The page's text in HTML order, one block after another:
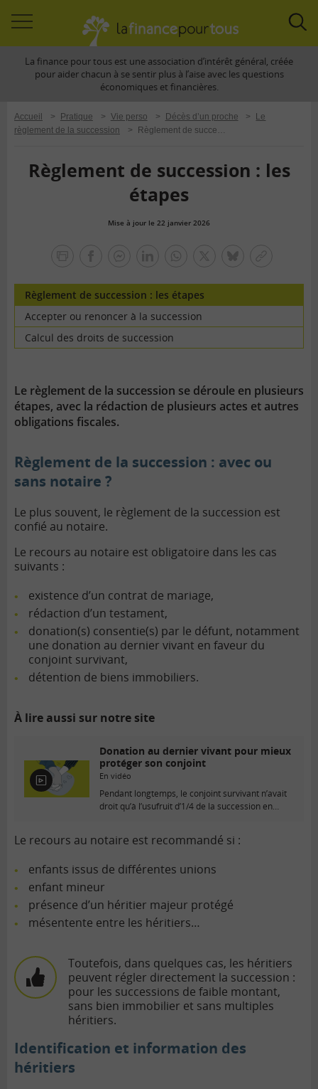
àLa finance pour tous est une association d’intérêt général, créée
pour aider chacun à se sentir plus à l’aise avec les questions
économiques et financières.
Accueil > Pratique > Vie perso > Décès d’un proche >
Le
règlement de la succession
> Règlement de succession : les étapes
Règlement de succession : les
étapes
Mise à jour le 22 janvier 2026
tous
Règlement de succession : les étapes
Accepter ou renoncer à la succession
Calcul des droits de succession
Le règlement de la succession se déroule en plusieurs
étapes, avec la rédaction de plusieurs actes et autres
obligations fiscales.
Règlement de la succession : avec ou
sans notaire ?
Le plus souvent, le règlement de la succession est
confié au notaire.
Le recours au notaire est obligatoire dans les cas
suivants :
existence d’un contrat de mariage,
rédaction d’un testament,
donation(s) consentie(s) par le défunt, notamment
une donation au dernier vivant en faveur du
conjoint survivant,
détention de biens immobiliers.
À lire aussi sur notre site
E
n
d
é
Donation au dernier vivant pour mieux
protéger son conjoint
En vidéo
Pendant longtemps, le conjoint survivant n’avait
droit qu’à l’usufruit d’1/4 de la succession en
Le recours au notaire est recommandé si :
enfants issus de différentes unions
enfant mineur
présence d’un héritier majeur protégé
mésentente entre les héritiers…
Toutefois, dans quelques cas, les héritiers
peuvent régler directement la succession :
pour les successions de faible montant,
sans bien immobilier et sans multiples
héritiers.
Identification et information des
héritiers